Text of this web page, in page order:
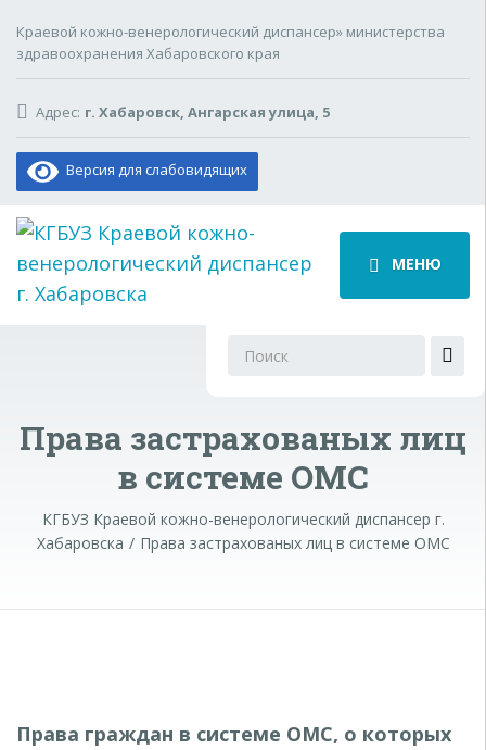
Краевой кожно-венерологический диспансер» министерства
здравоохранения Хабаровского края
Адрес: г. Хабаровск, Ангарская улица, 5
Версия для слабовидящих
МЕНЮ
Поиск
Права застрахованых лиц
в системе ОМС
КГБУЗ Краевой кожно-венерологический диспансер г.
Хабаровска
Права застрахованых лиц в системе ОМС
Права граждан в системе ОМС, о которых